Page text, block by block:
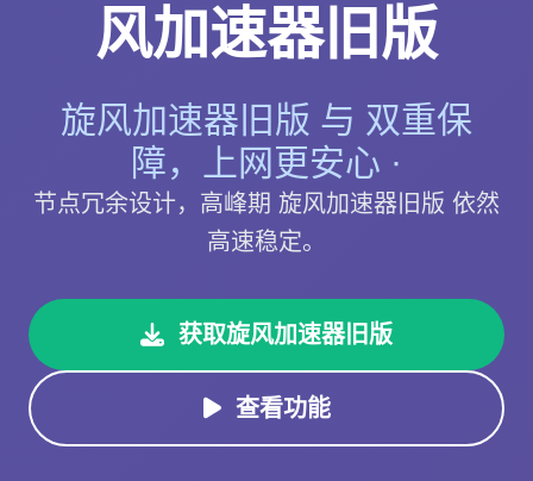
风加速器旧版
旋风加速器旧版 与 双重保
障，上网更安心 ·
节点冗余设计，高峰期 旋风加速器旧版 依然
高速稳定。
获取旋风加速器旧版
查看功能